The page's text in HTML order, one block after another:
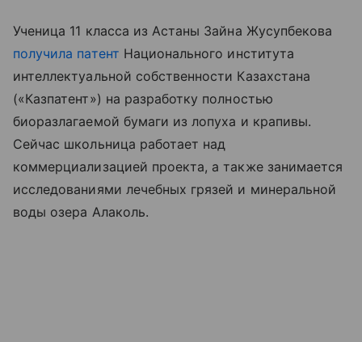
Ученица 11 класса из Астаны Зайна Жусупбекова
получила патент Национального института
интеллектуальной собственности Казахстана
(«Казпатент») на разработку полностью
биоразлагаемой бумаги из лопуха и крапивы.
Сейчас школьница работает над
коммерциализацией проекта, а также занимается
исследованиями лечебных грязей и минеральной
воды озера Алаколь.